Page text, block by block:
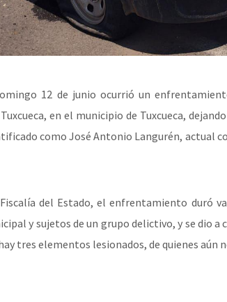
12 de junio ocurrió un
en el municipio de Tuxcueca,
como José Antonio Langurén, actual
del Estado, el enfrentamiento duró
y sujetos de un grupo delictivo, y se dio a
tres elementos lesionados, de quienes aún